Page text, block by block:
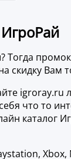
Тогда
скидку Вам
igroray.ru
что то
каталог
Xbox,